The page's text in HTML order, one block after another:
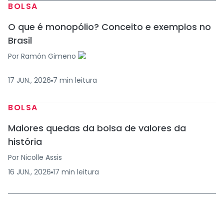
BOLSA
O que é monopólio? Conceito e exemplos no
Brasil
Por Ramón Gimeno
17 JUN., 2026 7 min leitura
BOLSA
Maiores quedas da bolsa de valores da
história
Por Nicolle Assis
16 JUN., 2026 17 min leitura